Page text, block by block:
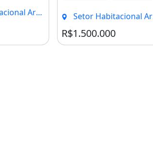
Brasília - DF
Condomínio R$350
Setor Habitacional Arniqueira, Brasília - DF
R$1.500.000